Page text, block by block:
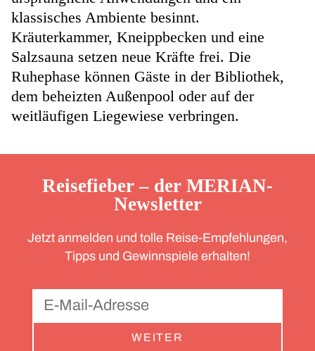
klassisches Ambiente besinnt.
Kräuterkammer, Kneippbecken und eine
Salzsauna setzen neue Kräfte frei. Die
Ruhephase können Gäste in der Bibliothek,
dem beheizten Außenpool oder auf der
weitläufigen Liegewiese verbringen.
Reisefieber – der MERIAN-
Newsletter
Jetzt anmelden und tolle Reise-Empfehlungen,
Tipps und Gewinnspiele erhalten!
WEITER